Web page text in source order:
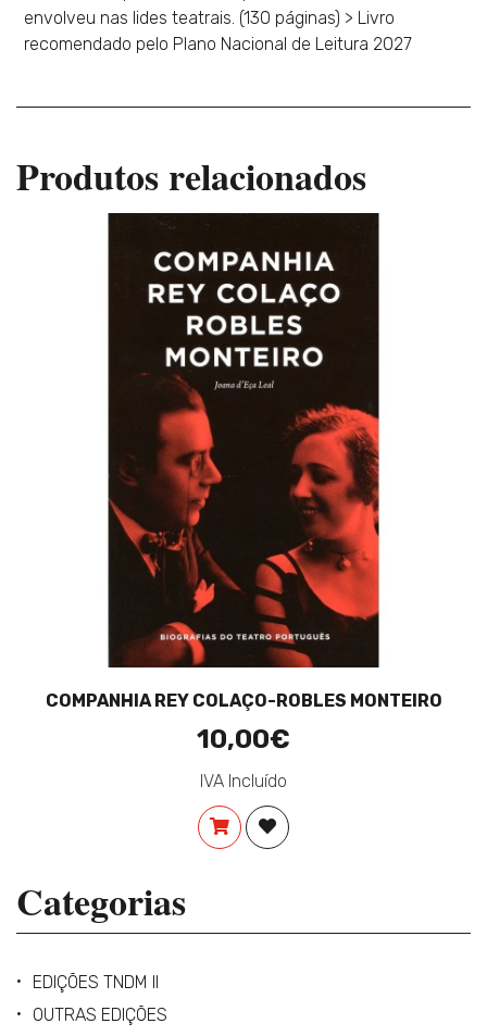
envolveu nas lides teatrais. (130 páginas) > Livro
recomendado pelo Plano Nacional de Leitura 2027
Produtos relacionados
COMPANHIA REY COLAÇO-ROBLES MONTEIRO
10,00€
IVA Incluído
COMPRARADICIONAR À LISTA DE
Categorias
EDIÇÕES TNDM II
OUTRAS EDIÇÕES